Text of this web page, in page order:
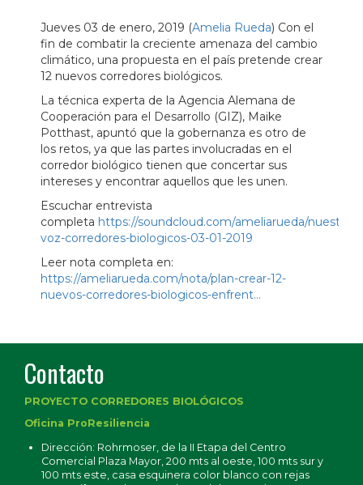
Jueves 03 de enero, 2019 (Amelia Rueda) Con el
fin de combatir la creciente amenaza del cambio
climático, una propuesta en el país pretende crear
12 nuevos corredores biológicos.
La técnica experta de la Agencia Alemana de
Cooperación para el Desarrollo (GIZ), Maike
Potthast, apuntó que la gobernanza es otro de
los retos, ya que las partes involucradas en el
corredor biológico tienen que concertar sus
intereses y encontrar aquellos que les unen.
Escuchar entrevista
completa https://soundcloud.com/ameliarueda/nuestra-
voz-corredores-biologicos-03-01-2019
Leer nota completa en:
https://ameliarueda.com/nota/plan-crear-12-
nuevos-corredores-biologicos-enfrent…
Contacto
PROYECTO CORREDORES BIOLÓGICOS
Oficina ProResiliencia
Dirección: Rohrmoser, de la II Etapa del Centro
Comercial Plaza Mayor, 200 mts al oeste, 100 mts sur y
100 mts este, casa esquinera color blanco con rejas